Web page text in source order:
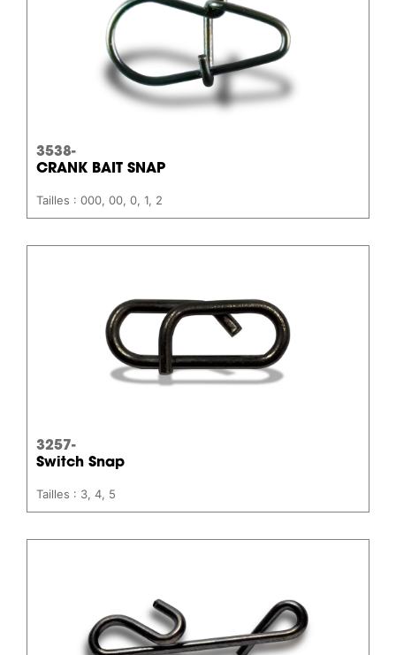
3538-
CRANK BAIT SNAP
Tailles : 000, 00, 0, 1, 2
3257-
Switch Snap
Tailles : 3, 4, 5